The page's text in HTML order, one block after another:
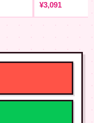
¥3,091